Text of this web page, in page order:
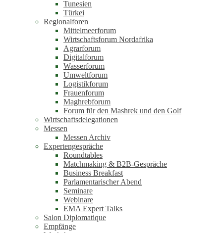
Tunesien
Türkei
Regionalforen
Mittelmeerforum
Wirtschaftsforum Nordafrika
Agrarforum
Digitalforum
Wasserforum
Umweltforum
Logistikforum
Frauenforum
Maghrebforum
Forum für den Mashrek und den Golf
Wirtschaftsdelegationen
Messen
Messen Archiv
Expertengespräche
Roundtables
Matchmaking & B2B-Gespräche
Business Breakfast
Parlamentarischer Abend
Seminare
Webinare
EMA Expert Talks
Salon Diplomatique
Empfänge